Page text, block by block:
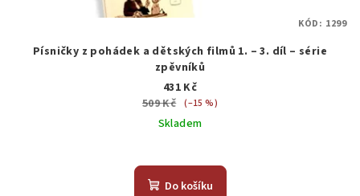
Písničky z pohádek a dětských filmů 1. – 3. díl – série
zpěvníků
431 Kč
509 Kč (–15 %)
Skladem
Do košíku
KÓD: 1299